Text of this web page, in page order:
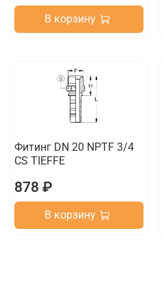
В корзину
Фитинг DN 20 NPTF 3/4
CS TIEFFE
878 ₽
В корзину